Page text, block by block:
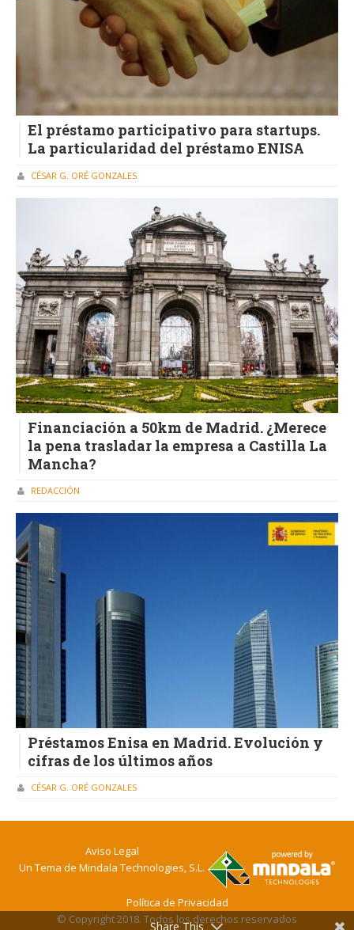
El préstamo participativo para startups.
La particularidad del préstamo ENISA
CÉSAR G. ORÉ GONZALES
Financiación a 50km de Madrid. ¿Merece
la pena trasladar la empresa a Castilla La
Mancha?
REDACCIÓN
Préstamos Enisa en Madrid. Evolución y
cifras de los últimos años
CÉSAR G. ORÉ GONZALES
Aviso Legal
Un Tema de Mindala Technologies, S.L.
Política de Privacidad
© Copyright 2018. Todos los derechos reservados
Share This